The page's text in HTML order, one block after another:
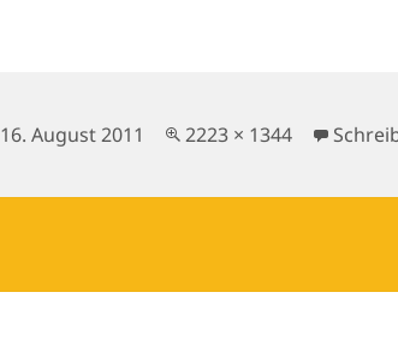
Veröffentlicht
16. August 2011 Originalgröße
2223 × 1344